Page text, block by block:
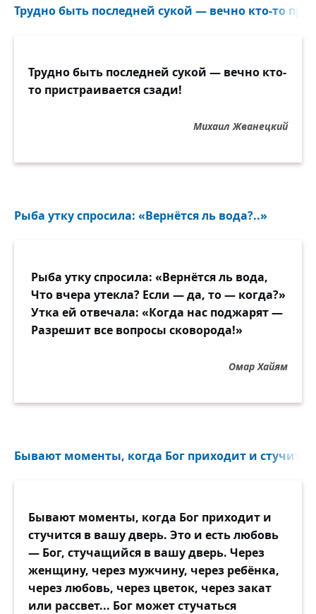
Трудно быть последней сукой — вечно кто-то
Трудно быть последней сукой — вечно кто-
то пристраивается сзади!
Михаил Жванецкий
Рыба утку спросила: «Вернётся ль вода?..»
Рыба утку спросила: «Вернётся ль вода,
Что вчера утекла? Если — да, то — когда?»
Утка ей отвечала: «Когда нас поджарят —
Разрешит все вопросы сковорода!»
Омар Хайям
Бывают моменты, когда Бог приходит и
Бывают моменты, когда Бог приходит и
стучится в вашу дверь. Это и есть любовь
— Бог, стучащийся в вашу дверь. Через
женщину, через мужчину, через ребёнка,
через любовь, через цветок, через закат
или рассвет... Бог может стучаться